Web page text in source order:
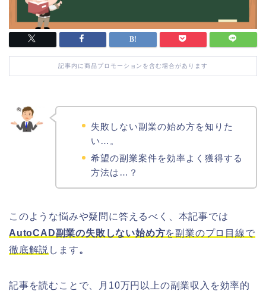
記事内に商品プロモーションを含む場合があります
失敗しない副業の始め方を知りた
い…。
希望の副業案件を効率よく獲得する
方法は…？
このような悩みや疑問に答えるべく、本記事では
AutoCAD副業の失敗しない始め方を副業のプロ目線で
徹底解説 します。
記事を読むことで、月10万円以上の副業収入を効率的